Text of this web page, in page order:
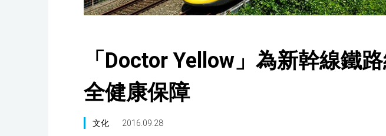
「Doctor Yellow」為新幹線鐵
全健康保障
文化 2016.09.28